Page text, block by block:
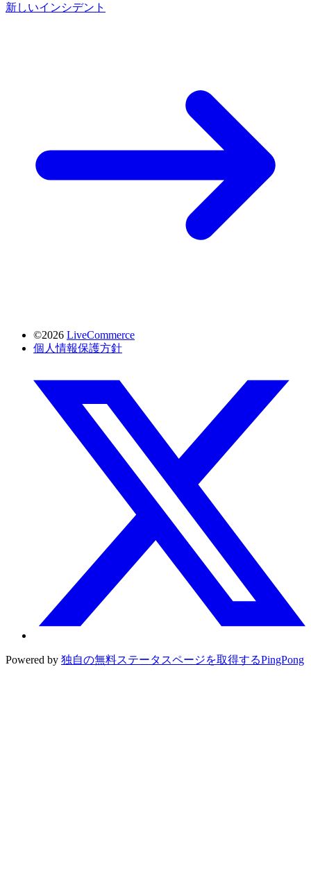
新しいインシデント
©2026 LiveCommerce
個人情報保護方針
Powered by 独自の無料ステータスページを取得するPingPong